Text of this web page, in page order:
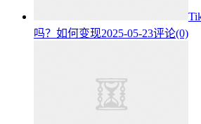
吗？如何变现2025-05-23评论(0)